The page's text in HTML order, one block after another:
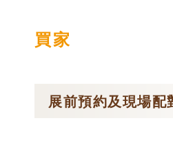
買家
展前預約及現場